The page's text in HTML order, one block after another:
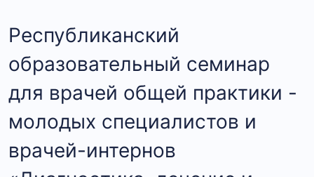
Республиканский
образовательный семинар
для врачей общей практики -
молодых специалистов и
врачей-интернов